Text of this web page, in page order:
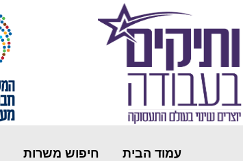
עמוד הבית חיפוש משרות